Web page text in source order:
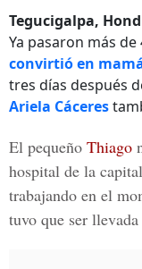
Tegucigalpa,
Ya pasaron más
convirtió en
tres días después
Ariela Cáceres
El pequeño Thiago
hospital de la
trabajando en el
tuvo que ser